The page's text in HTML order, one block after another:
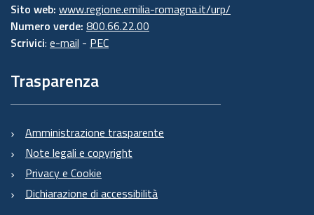
Sito web: www.regione.emilia-romagna.it/urp/
Numero verde: 800.66.22.00
Scrivici: e-mail - PEC
Trasparenza
Amministrazione trasparente
Note legali e copyright
Privacy e Cookie
Dichiarazione di accessibilità